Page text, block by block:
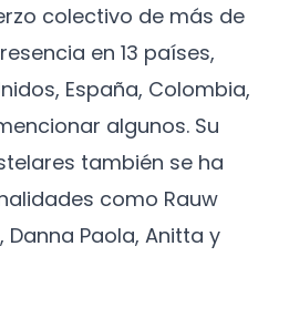
colectivo de más de
en 13 países,
España, Colombia,
algunos. Su
también se ha
como Rauw
Danna Paola, Anitta y